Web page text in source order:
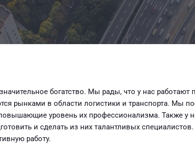
богатство. Мы рады, что у нас
рынками в области логистики и транспорта. Мы
уровень их профессионализма. Также у
и сделать из них талантливых
работу.